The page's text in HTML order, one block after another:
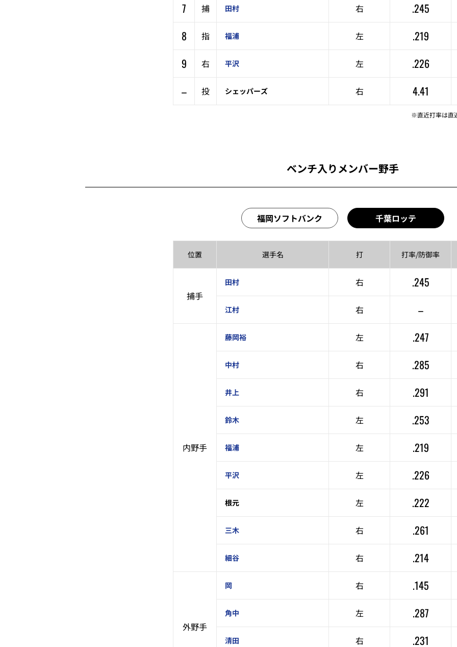
7
捕 田村 右 .245
8
指 福浦 左 .219
9
右 平沢 左 .226
–
投 シェッパーズ 右 4.41
※直近打率は直
ベンチ入りメンバー野手
福岡ソフトバンク 千葉ロッテ
位置 選手名 打 打率/防御率
捕手
田村 右 .245
江村 右 –
内野手
藤岡裕 左 .247
中村 右 .285
井上 右 .291
鈴木 左 .253
福浦 左 .219
平沢 左 .226
根元 左 .222
三木 右 .261
細谷 右 .214
外野手
岡 右 .145
角中 左 .287
清田 右 .231